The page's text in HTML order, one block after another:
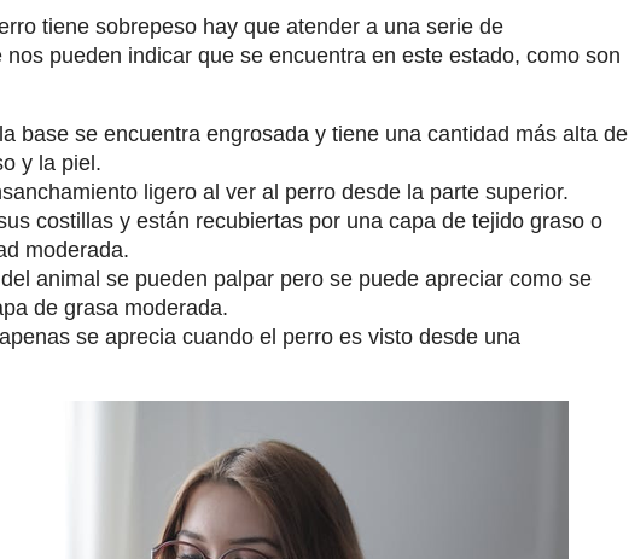
tiene sobrepeso hay que atender a una serie de
pueden indicar que se encuentra en este estado, como son
base se encuentra engrosada y tiene una cantidad más alta de
y la piel.
ligero al ver al perro desde la parte superior.
costillas y están recubiertas por una capa de tejido graso o
moderada.
animal se pueden palpar pero se puede apreciar como se
de grasa moderada.
se aprecia cuando el perro es visto desde una